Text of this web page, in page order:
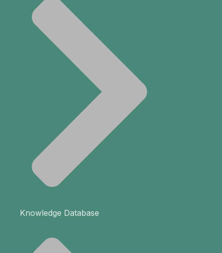
Knowledge Database